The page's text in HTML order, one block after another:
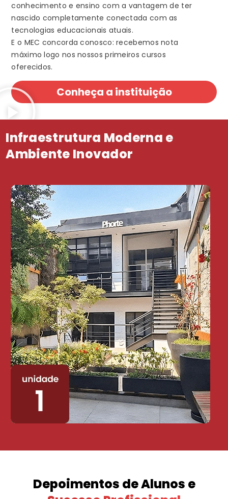
conhecimento e ensino com a vantagem de ter
nascido completamente conectada com as
tecnologias educacionais atuais.
E o MEC concorda conosco: recebemos nota
máximo logo nos nossos primeiros cursos
oferecidos.
Conheça a instituição
Infraestrutura Moderna e
Ambiente Inovador
Depoimentos de Alunos e